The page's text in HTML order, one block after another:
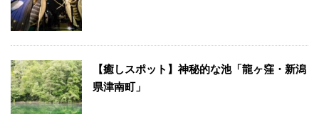
【癒しスポット】神秘的な池「龍ヶ窪・新潟
県津南町」